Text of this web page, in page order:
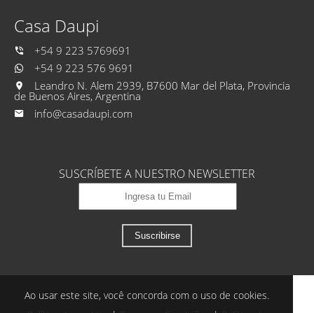
Casa Daupi
+54 9 223 5769691
+54 9 223 576 9691
Leandro N. Alem 2939, B7600 Mar del Plata, Provincia
de Buenos Aires, Argentina
info@casadaupi.com
SUSCRÍBETE A NUESTRO NEWSLETTER
Suscribirse
Ao usar este site, você concorda com o uso de cookies.